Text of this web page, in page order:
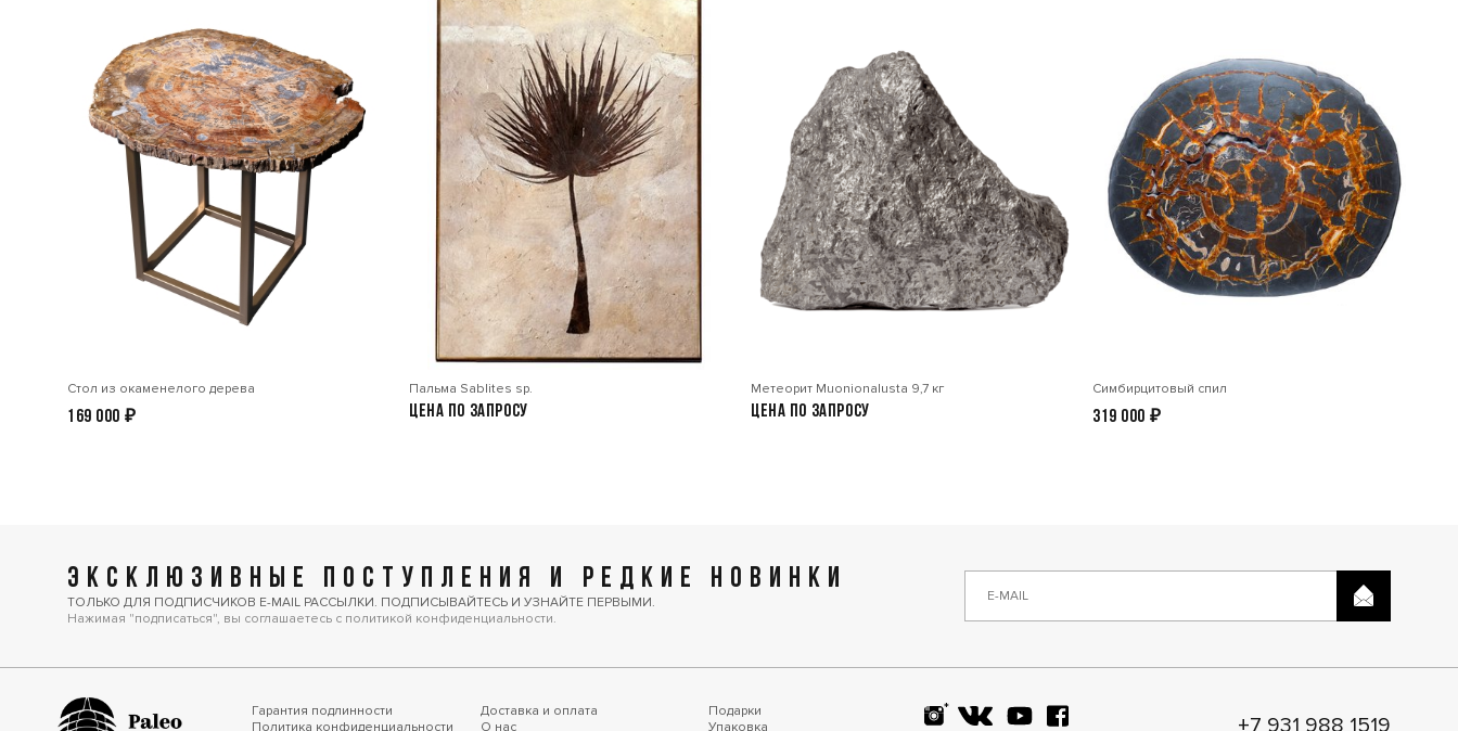
Стол из окаменелого дерева
169 000 ₽
Пальма Sablites sp.
Цена по запросу
Метеорит Muonionalusta 9,7 кг
Цена по запросу
Симбирцитовый спил
319 000 ₽
ЭКСКЛЮЗИВНЫЕ ПОСТУПЛЕНИЯ И РЕДКИЕ НОВИНКИ
ТОЛЬКО ДЛЯ ПОДПИСЧИКОВ E-MAIL РАССЫЛКИ. ПОДПИСЫВАЙТЕСЬ И УЗНАЙТЕ ПЕРВЫМИ.
Нажимая "подписаться", вы соглашаетесь с политикой конфиденциальности.
Гарантия подлинности
Политика конфиденциальности
Доставка и оплата
О нас
Подарки
Упаковка
+7 931 988 1519